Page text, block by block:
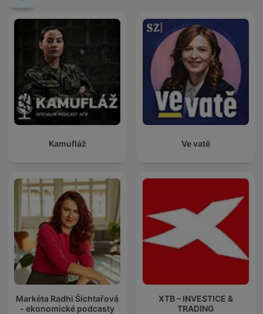
Kamufláž Ve vatě
Markéta Radhi Šichtařová
- ekonomické podcasty
XTB – INVESTICE &
TRADING